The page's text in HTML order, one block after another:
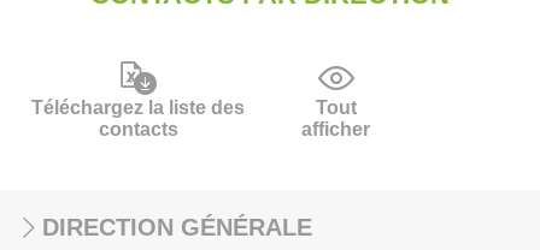
Téléchargez la liste des
contacts
Tout
afficher
DIRECTION GÉNÉRALE